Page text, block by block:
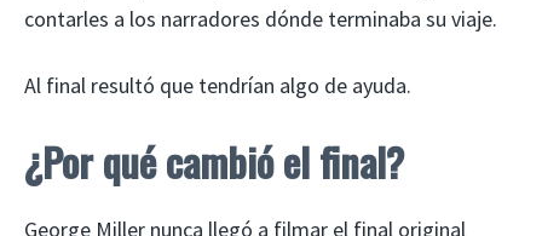
contarles a los narradores dónde terminaba su viaje.
Al final resultó que tendrían algo de ayuda.
¿Por qué cambió el final?
George Miller nunca llegó a filmar el final original